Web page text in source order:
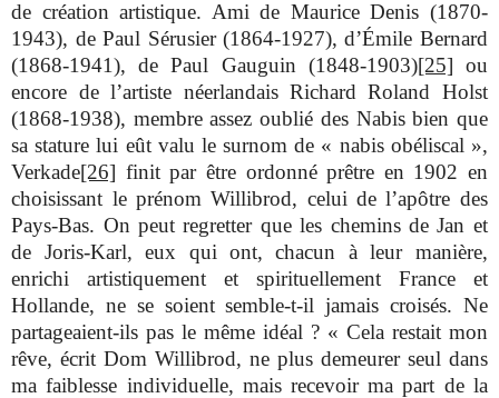
de création artistique. Ami de Maurice Denis (1870-
1943), de Paul Sérusier (1864-1927), d’Émile Bernard
(1868-1941), de Paul Gauguin (1848-1903)[25] ou
encore de l’artiste néerlandais Richard Roland Holst
(1868-1938), membre assez oublié des Nabis bien que
sa stature lui eût valu le surnom de « nabis obéliscal »,
Verkade[26] finit par être ordonné prêtre en 1902 en
choisissant le prénom Willibrod, celui de l’apôtre des
Pays-Bas. On peut regretter que les chemins de Jan et
de Joris-Karl, eux qui ont, chacun à leur manière,
enrichi artistiquement et spirituellement France et
Hollande, ne se soient semble-t-il jamais croisés. Ne
partageaient-ils pas le même idéal ? « Cela restait mon
rêve, écrit Dom Willibrod, ne plus demeurer seul dans
ma faiblesse individuelle, mais recevoir ma part de la